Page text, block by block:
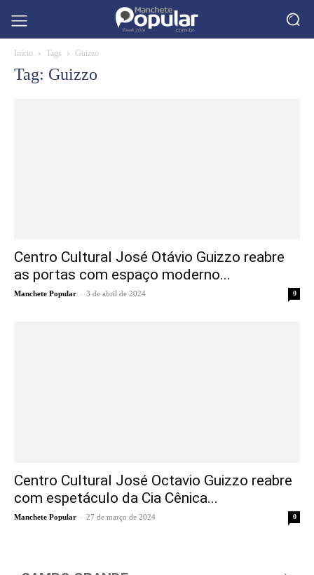
Início Tags Guizzo
Tag: Guizzo
Centro Cultural José Otávio Guizzo reabre
as portas com espaço moderno...
Manchete Popular - 3 de abril de 2024 0
Centro Cultural José Octavio Guizzo reabre
com espetáculo da Cia Cênica...
Manchete Popular - 27 de março de 2024 0